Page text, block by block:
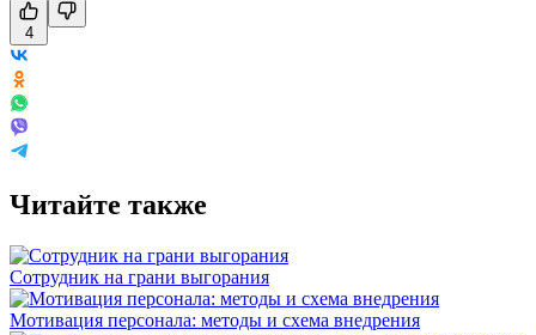
4
Читайте также
Сотрудник на грани выгорания
Мотивация персонала: методы и схема внедрения